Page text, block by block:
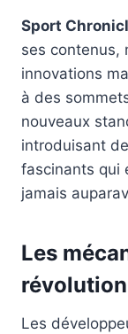
Sport
ses contenus,
innovations
à des
nouveaux
introduisant
fascinants qui
jamais
Les
Les